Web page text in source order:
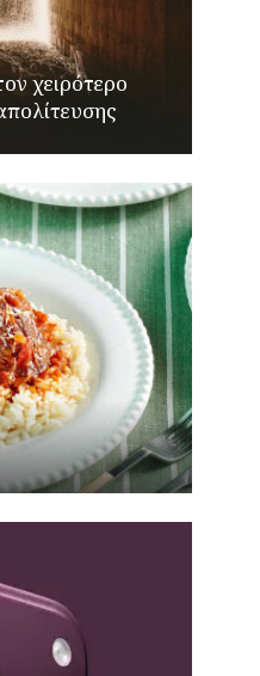
χειρότερο